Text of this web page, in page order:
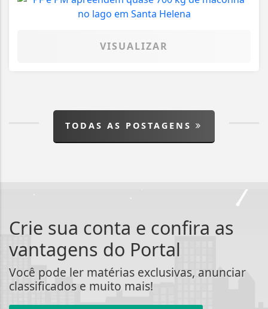
VISUALIZAR
TODAS AS POSTAGENS
Crie sua conta e confira as
vantagens do Portal
Você pode ler matérias exclusivas, anunciar
classificados e muito mais!